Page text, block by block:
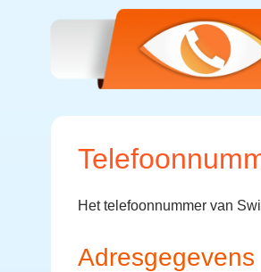
Het telefoonnummer van
Adresgegevens